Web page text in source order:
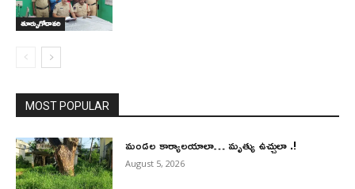
తూర్పుగోదావరి
MOST POPULAR
మండల కార్యాలయాలా… మృత్యు ఉచ్చులా .!
August 5, 2026